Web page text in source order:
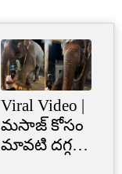
Viral Video |
మసాజ్ కోసం
మావటి దగ్గర